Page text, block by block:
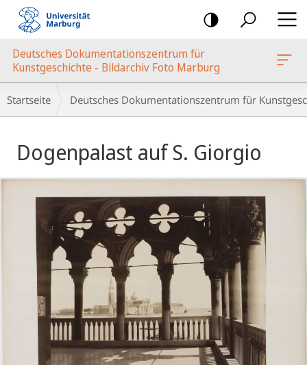
Mobile-
Navigation
Marburg
Deutsches Dokumentationszentrum für
Kunstgeschichte - Bildarchiv Foto Marburg
Breadcrumb-
Navigation
Startseite Deutsches Dokumentationszentrum für
Dogenpalast auf S. Giorgio